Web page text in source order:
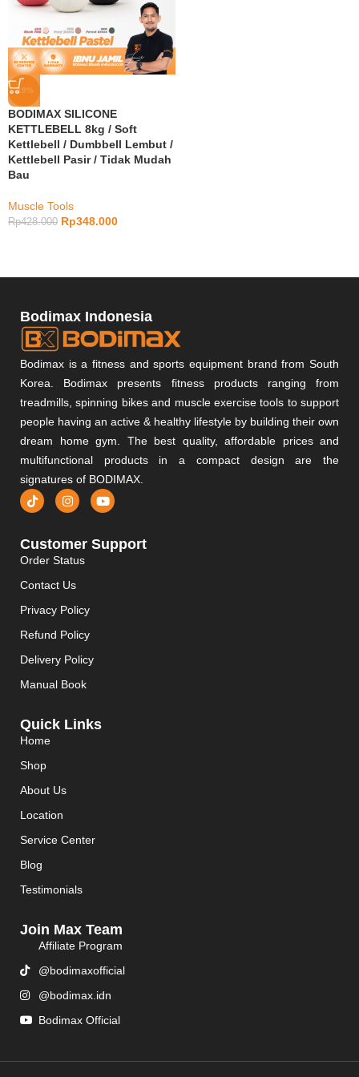
-19%
BODIMAX SILICONE
KETTLEBELL 8kg / Soft
Kettlebell / Dumbbell Lembut /
Kettlebell Pasir / Tidak Mudah
Bau
Muscle Tools
Rp428.000 Rp348.000
Bodimax Indonesia
Bodimax is a fitness and sports equipment brand from South
Korea. Bodimax presents fitness products ranging from
treadmills, spinning bikes and muscle exercise tools to support
people having an active & healthy lifestyle by building their own
dream home gym. The best quality, affordable prices and
multifunctional products in a compact design are the
signatures of BODIMAX.
Customer Support
Order Status
Contact Us
Privacy Policy
Refund Policy
Delivery Policy
Manual Book
Quick Links
Home
Shop
About Us
Location
Service Center
Blog
Testimonials
Join Max Team
Affiliate Program
@bodimaxofficial
@bodimax.idn
Bodimax Official